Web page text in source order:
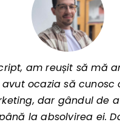
am reușit să mă
ocazia să
dar gândul
la absolvirea ei.